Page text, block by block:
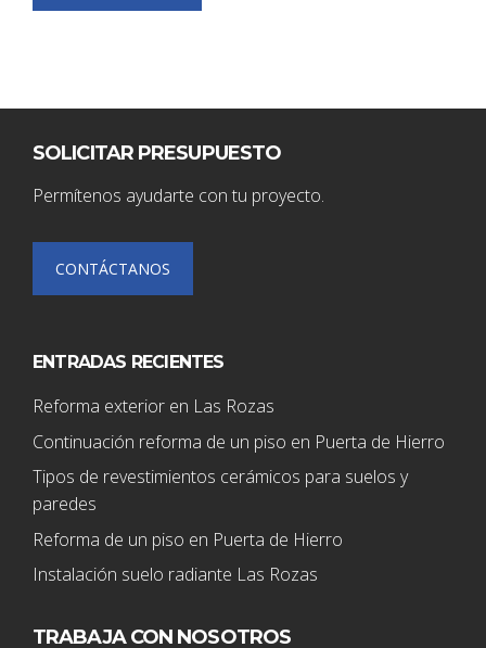
SOLICITAR PRESUPUESTO
Permítenos ayudarte con tu proyecto.
CONTÁCTANOS
ENTRADAS RECIENTES
Reforma exterior en Las Rozas
Continuación reforma de un piso en Puerta de Hierro
Tipos de revestimientos cerámicos para suelos y
paredes
Reforma de un piso en Puerta de Hierro
Instalación suelo radiante Las Rozas
TRABAJA CON NOSOTROS